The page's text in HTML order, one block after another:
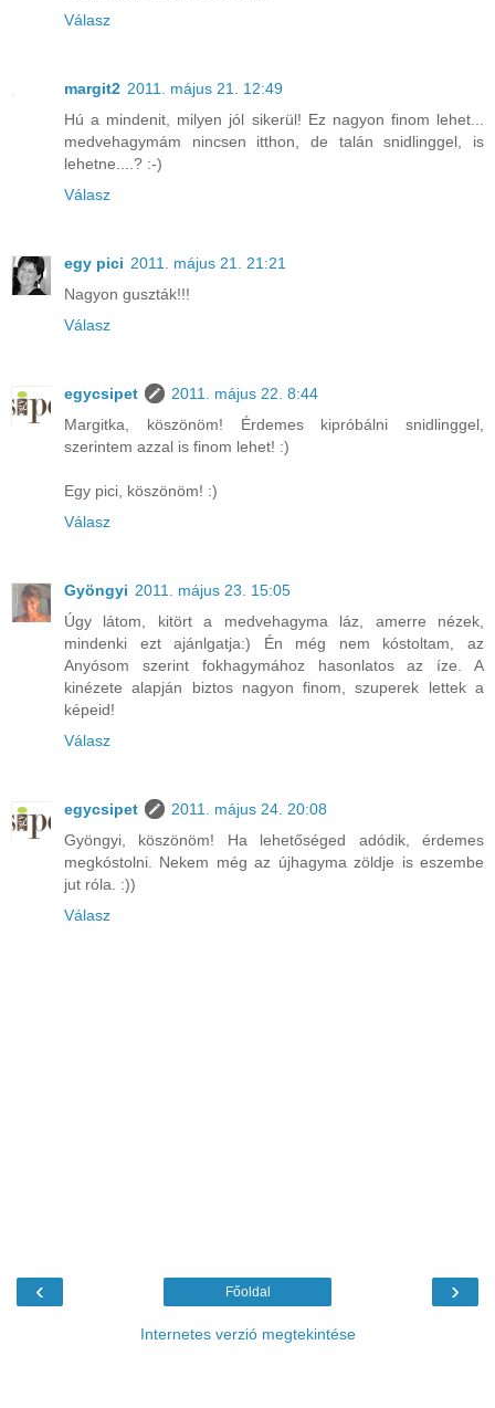
Válasz
margit2 2011. május 21. 12:49
Hú a mindenit, milyen jól sikerül! Ez nagyon finom lehet...
medvehagymám nincsen itthon, de talán snidlinggel, is
lehetne....? :-)
Válasz
egy pici 2011. május 21. 21:21
Nagyon guszták!!!
Válasz
egycsipet
2011. május 22. 8:44
Margitka, köszönöm! Érdemes kipróbálni snidlinggel,
szerintem azzal is finom lehet! :)
Egy pici, köszönöm! :)
Válasz
Gyöngyi 2011. május 23. 15:05
Úgy látom, kitört a medvehagyma láz, amerre nézek,
mindenki ezt ajánlgatja:) Én még nem kóstoltam, az
Anyósom szerint fokhagymához hasonlatos az íze. A
kinézete alapján biztos nagyon finom, szuperek lettek a
képeid!
Válasz
egycsipet
2011. május 24. 20:08
Gyöngyi, köszönöm! Ha lehetőséged adódik, érdemes
megkóstolni. Nekem még az újhagyma zöldje is eszembe
jut róla. :))
Válasz
‹ ›
Főoldal
Internetes verzió megtekintése